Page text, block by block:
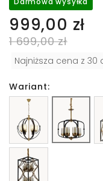
999,00 zł
1 699,00 zł
Najniższa cena z
Wariant: